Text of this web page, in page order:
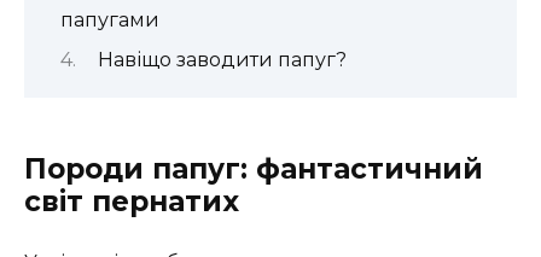
папугами
Навіщо заводити папуг?
Породи папуг: фантастичний
світ пернатих